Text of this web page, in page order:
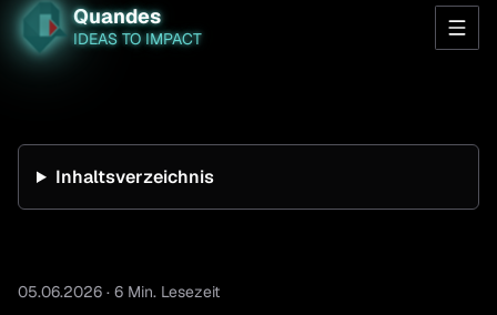
Quandes
IDEAS TO IMPACT
Inhaltsverzeichnis
05.06.2026 · 6 Min. Lesezeit